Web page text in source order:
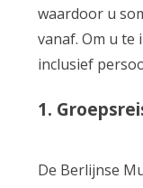
waardoor u
vanaf. Om u
inclusief
1.
De Berlijnse